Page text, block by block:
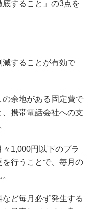
すること」の3点を
することが有効で
余地がある固定費で
携帯電話会社への支
1,000円以下のプラ
行うことで、毎月の
ど毎月必ず発生する